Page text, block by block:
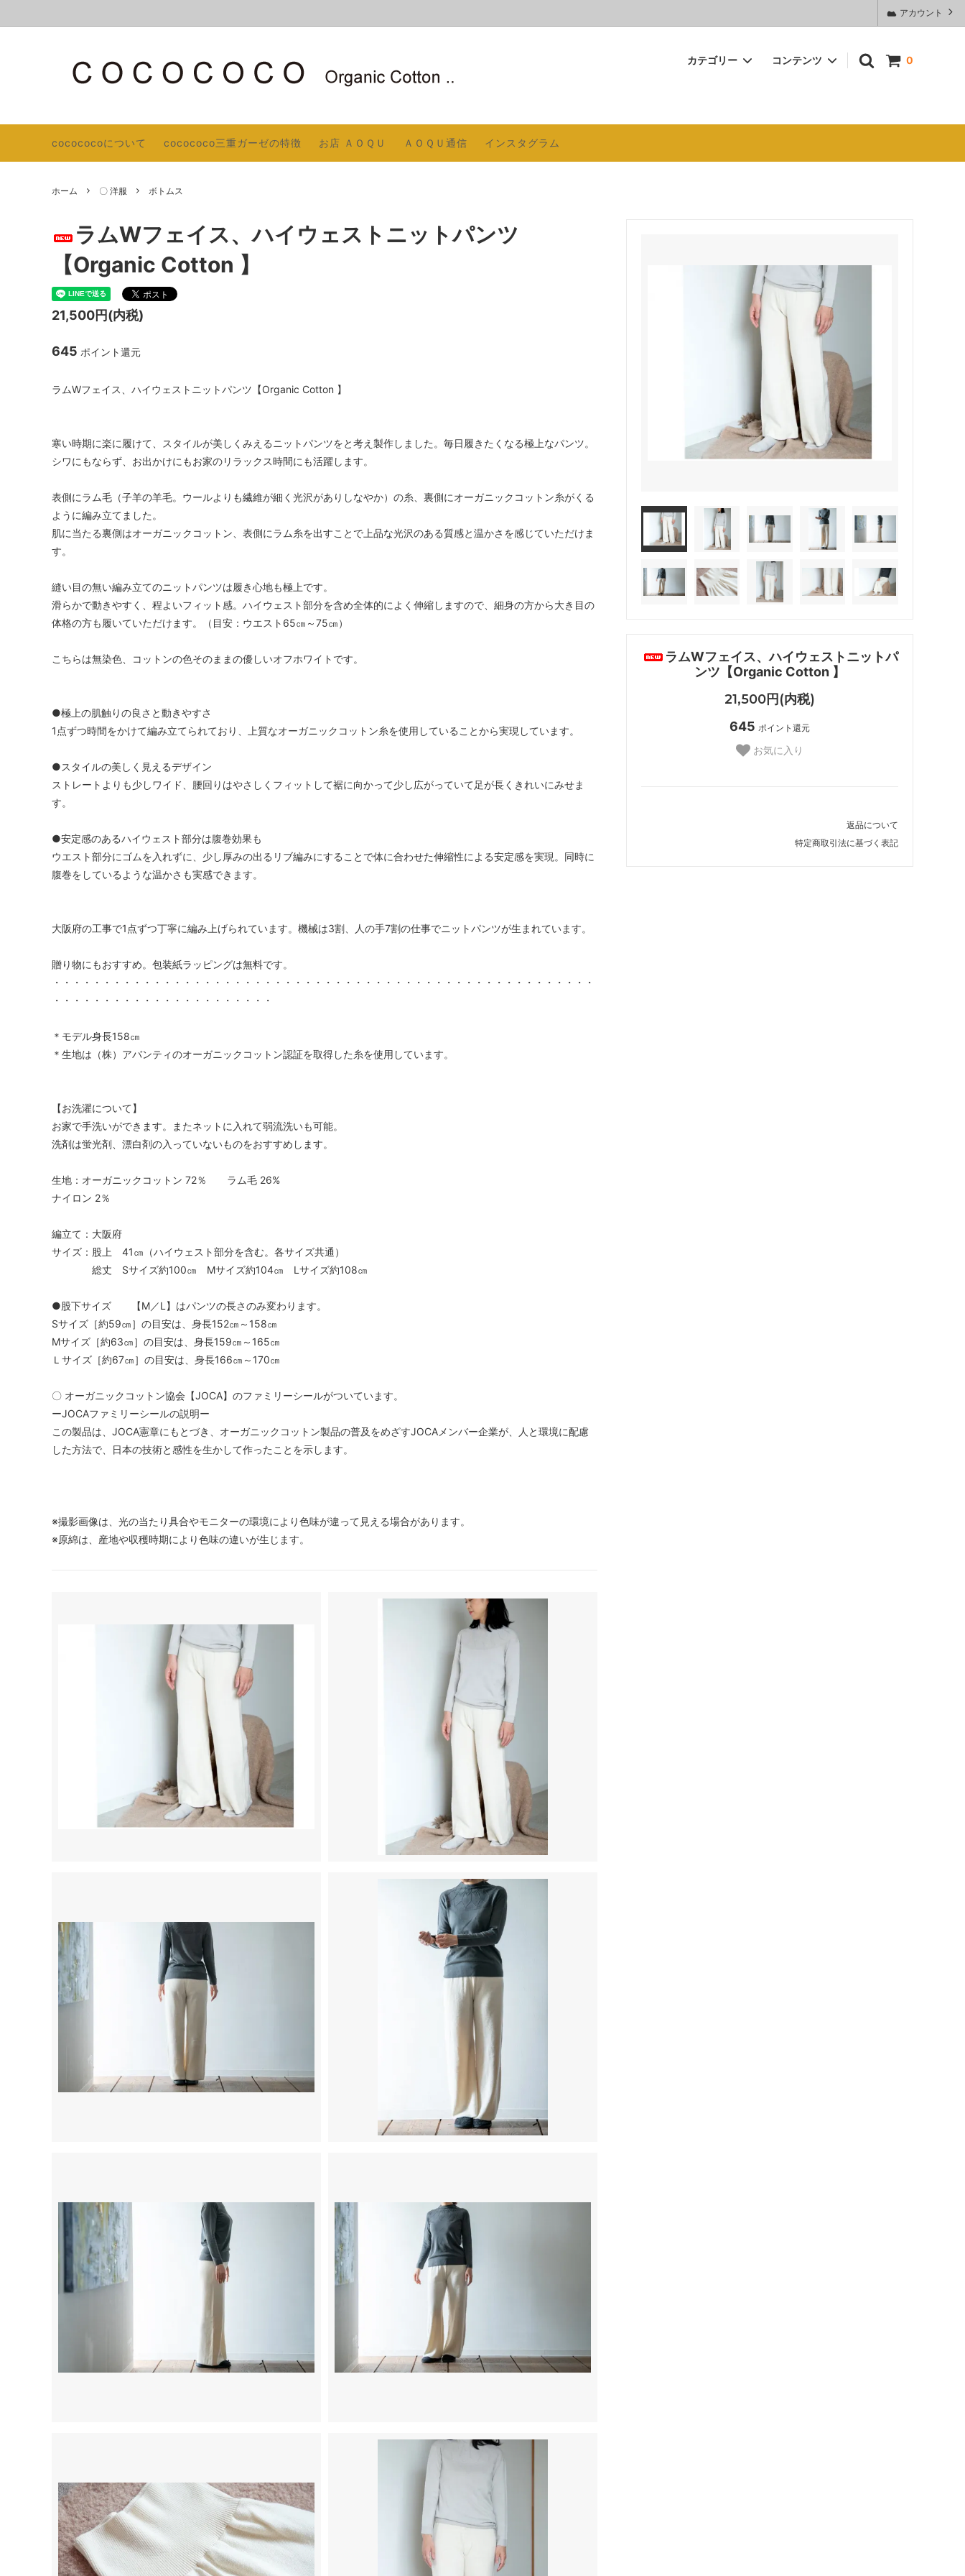
アカウント
0
カテゴリー
生産。AOQUが信頼するメーカー）
／スヌード
日除けアームカバー
〇 日用品
〇 ベビー 〇 帽子 贈りもの
コンテンツ
→ＡＯＱＵへ変わりました）
COCOCOCOの縫製
cocococoについて cocococo三重ガーゼの特徴 お店 ＡＯＱＵ ＡＯＱＵ通信 インスタグラム
ホーム 〇 洋服 ボトムス
ラムWフェイス、ハイウェストニットパ
ンツ【Organic Cotton 】
21,500円(内税)
645 ポイント還元
お気に入り
返品について
特定商取引法に基づく表記
ラムWフェイス、ハイウェストニットパンツ
【Organic Cotton 】
21,500円(内税)
645 ポイント還元
ラムWフェイス、ハイウェストニットパンツ【Organic Cotton 】
寒い時期に楽に履けて、スタイルが美しくみえるニットパンツをと考え製作しました。毎日履きたくなる極上なパンツ。
シワにもならず、お出かけにもお家のリラックス時間にも活躍します。
表側にラム毛（子羊の羊毛。ウールよりも繊維が細く光沢がありしなやか）の糸、裏側にオーガニックコットン糸がくる
ように編み立てました。
肌に当たる裏側はオーガニックコットン、表側にラム糸を出すことで上品な光沢のある質感と温かさを感じていただけま
す。
縫い目の無い編み立てのニットパンツは履き心地も極上です。
滑らかで動きやすく、程よいフィット感。ハイウェスト部分を含め全体的によく伸縮しますので、細身の方から大き目の
体格の方も履いていただけます。（目安：ウエスト65㎝～75㎝）
こちらは無染色、コットンの色そのままの優しいオフホワイトです。
●極上の肌触りの良さと動きやすさ
1点ずつ時間をかけて編み立てられており、上質なオーガニックコットン糸を使用していることから実現しています。
●スタイルの美しく見えるデザイン
ストレートよりも少しワイド、腰回りはやさしくフィットして裾に向かって少し広がっていて足が長くきれいにみせま
す。
●安定感のあるハイウェスト部分は腹巻効果も
ウエスト部分にゴムを入れずに、少し厚みの出るリブ編みにすることで体に合わせた伸縮性による安定感を実現。同時に
腹巻をしているような温かさも実感できます。
大阪府の工事で1点ずつ丁寧に編み上げられています。機械は3割、人の手7割の仕事でニットパンツが生まれています。
贈り物にもおすすめ。包装紙ラッピングは無料です。
・・・・・・・・・・・・・・・・・・・・・・・・・・・・・・・・・・・・・・・・・・・・・・・・・・・・・・
・・・・・・・・・・・・・・・・・・・・・・
＊モデル身長158㎝
＊生地は（株）アバンティのオーガニックコットン認証を取得した糸を使用しています。
【お洗濯について】
お家で手洗いができます。またネットに入れて弱流洗いも可能。
洗剤は蛍光剤、漂白剤の入っていないものをおすすめします。
生地：オーガニックコットン 72％ ラム毛 26%
ナイロン 2％
編立て：大阪府
サイズ：股上 41㎝（ハイウェスト部分を含む。各サイズ共通）
総丈 Sサイズ約100㎝ Mサイズ約104㎝ Lサイズ約108㎝
●股下サイズ 【M／L】はパンツの長さのみ変わります。
Sサイズ［約59㎝］の目安は、身長152㎝～158㎝
Mサイズ［約63㎝］の目安は、身長159㎝～165㎝
Ｌサイズ［約67㎝］の目安は、身長166㎝～170㎝
〇 オーガニックコットン協会【JOCA】のファミリーシールがついています。
ーJOCAファミリーシールの説明ー
この製品は、JOCA憲章にもとづき、オーガニックコットン製品の普及をめざすJOCAメンバー企業が、人と環境に配慮
した方法で、日本の技術と感性を生かして作ったことを示します。
※撮影画像は、光の当たり具合やモニターの環境により色味が違って見える場合があります。
※原綿は、産地や収穫時期により色味の違いが生じます。